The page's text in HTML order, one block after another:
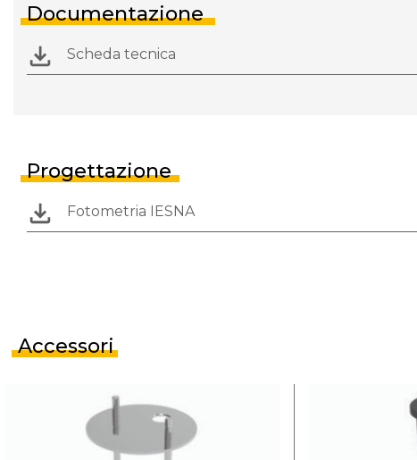
Documentazione
Scheda tecnica
Progettazione
Fotometria IESNA
Accessori